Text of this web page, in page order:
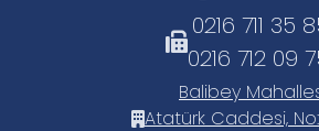
0216 711 35
0216 712 09
Balibey
Atatürk Caddesi,